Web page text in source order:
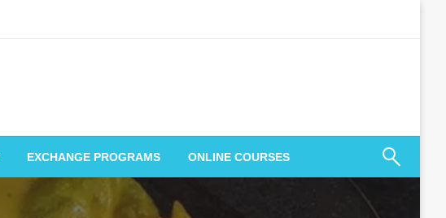
EXCHANGE PROGRAMS ONLINE COURSES